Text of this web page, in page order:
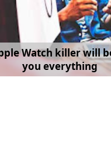
Watch killer will
you everything